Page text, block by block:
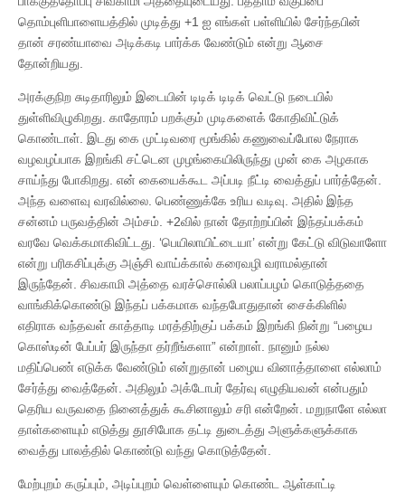
தொம்புளிபாளையத்தில் முடித்து +1 ஐ எங்கள் பள்ளியில் சேர்ந்தபின்
தான் சரண்யாவை அடிக்கடி பார்க்க வேண்டும் என்று ஆசை
தோன்றியது.
அரக்குநிற சுடிதாரிலும் இடையின் டிடிக் டிடிக் வெட்டு நடையில்
துள்ளிவிழுகிறது. காதோரம் பறக்கும் முடிகளைக் கோதிவிட்டுக்
கொண்டாள். இடது கை முட்டிவரை மூங்கில் கணுவைப்போல நேராக
வழவழப்பாக இறங்கி சட்டென முழங்கையிலிருந்து முன் கை அழகாக
சாய்ந்து போகிறது. என் கையைக்கூட அப்படி நீட்டி வைத்துப் பார்த்தேன்.
அந்த வளைவு வரவில்லை. பெண்ணுக்கே உரிய வடிவு. அதில் இந்த
சன்னம் பருவத்தின் அம்சம். +2வில் நான் தோற்றப்பின் இந்தப்பக்கம்
வரவே வெக்கமாகிவிட்டது. ‘பெயிலாயிட்டையா’ என்று கேட்டு விடுவாளோ
என்று பரிகசிப்புக்கு அஞ்சி வாய்க்கால் கரைவழி வராமல்தான்
இருந்தேன். சிவகாமி அத்தை வரச்சொல்லி பலாப்பழம் கொடுத்ததை
வாங்கிக்கொண்டு இந்தப் பக்கமாக வந்தபோதுதான் சைக்கிளில்
எதிராக வந்தவள் காத்தாடி மரத்திற்குப் பக்கம் இறங்கி நின்று “பழைய
கொஸ்டின் பேப்பர் இருந்தா தர்றீங்களா” என்றாள். நானும் நல்ல
மதிப்பெண் எடுக்க வேண்டும் என்றுதான் பழைய வினாத்தாளை எல்லாம்
சேர்த்து வைத்தேன். அதிலும் அக்டோபர் தேர்வு எழுதியவன் என்பதும்
தெரிய வருவதை நினைத்துக் கூசினாலும் சரி என்றேன். மறுநாளே எல்லா
தாள்களையும் எடுத்து தூசிபோக தட்டி துடைத்து அளுக்களுக்காக
வைத்து பாலத்தில் கொண்டு வந்து கொடுத்தேன்.
மேற்புறம் கருப்பும், அடிப்புறம் வெள்ளையும் கொண்ட ஆள்காட்டி